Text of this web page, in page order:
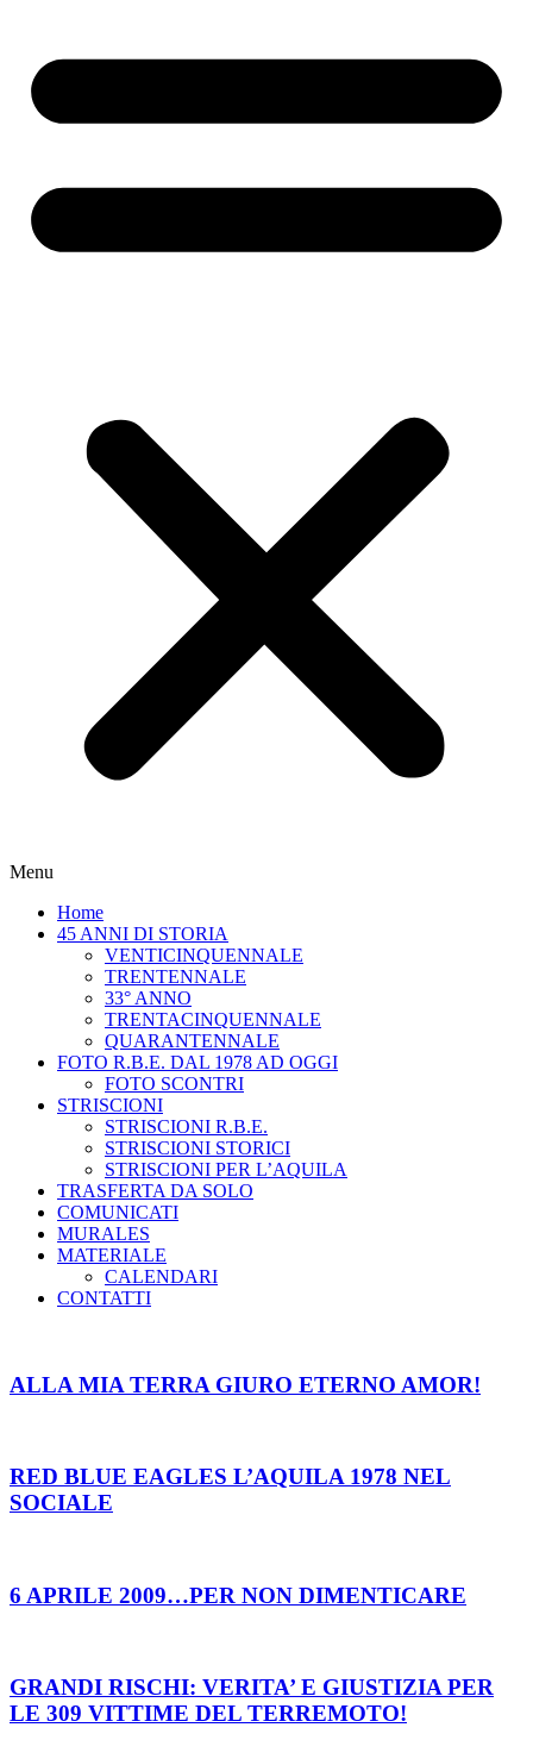
Menu
Home
45 ANNI DI STORIA
VENTICINQUENNALE
TRENTENNALE
33° ANNO
TRENTACINQUENNALE
QUARANTENNALE
FOTO R.B.E. DAL 1978 AD OGGI
FOTO SCONTRI
STRISCIONI
STRISCIONI R.B.E.
STRISCIONI STORICI
STRISCIONI PER L’AQUILA
TRASFERTA DA SOLO
COMUNICATI
MURALES
MATERIALE
CALENDARI
CONTATTI
ALLA MIA TERRA GIURO ETERNO AMOR!
RED BLUE EAGLES L’AQUILA 1978 NEL
SOCIALE
6 APRILE 2009…PER NON DIMENTICARE
GRANDI RISCHI: VERITA’ E GIUSTIZIA PER
LE 309 VITTIME DEL TERREMOTO!